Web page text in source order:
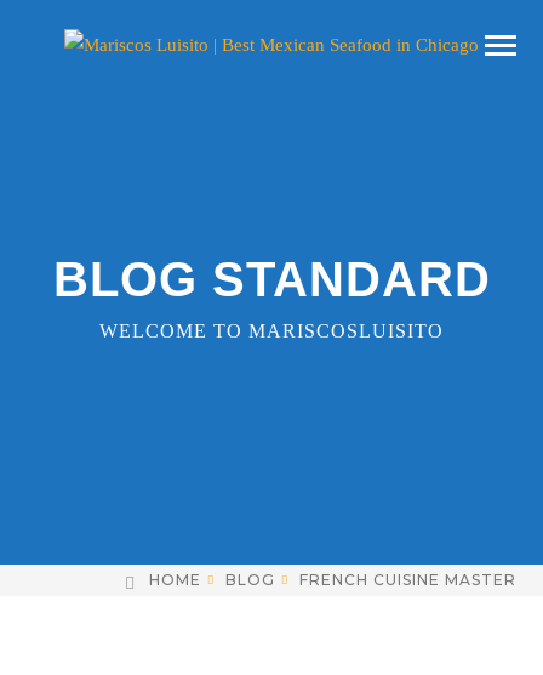
BLOG STANDARD
WELCOME TO MARISCOSLUISITO
HOME BLOG FRENCH CUISINE MASTER